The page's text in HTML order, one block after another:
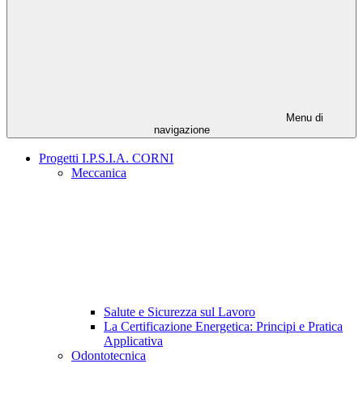
Menu di
navigazione
Progetti I.P.S.I.A. CORNI
Meccanica
Salute e Sicurezza sul Lavoro
La Certificazione Energetica: Principi e Pratica
Applicativa
Odontotecnica